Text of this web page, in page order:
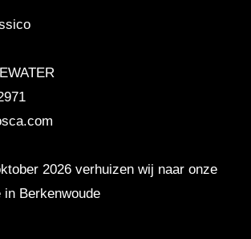
2026 verhuizen wij naar onze
in Berkenwoude